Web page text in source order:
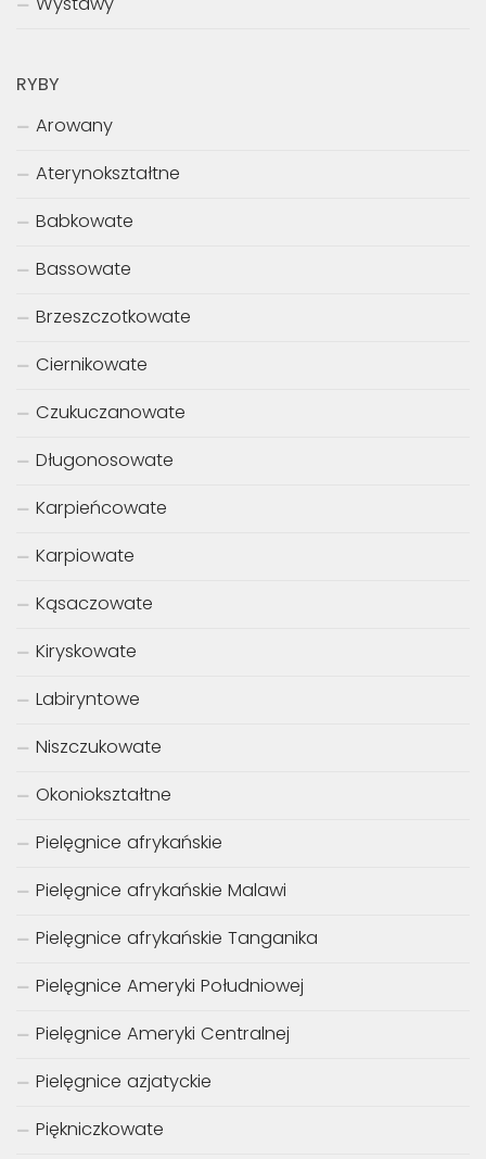
RYBY
Arowany
Aterynokształtne
Babkowate
Bassowate
Brzeszczotkowate
Ciernikowate
Czukuczanowate
Długonosowate
Karpieńcowate
Karpiowate
Kąsaczowate
Kiryskowate
Labiryntowe
Niszczukowate
Okoniokształtne
Pielęgnice afrykańskie
Pielęgnice afrykańskie Malawi
Pielęgnice afrykańskie Tanganika
Pielęgnice Ameryki Południowej
Pielęgnice Ameryki Centralnej
Pielęgnice azjatyckie
Piękniczkowate